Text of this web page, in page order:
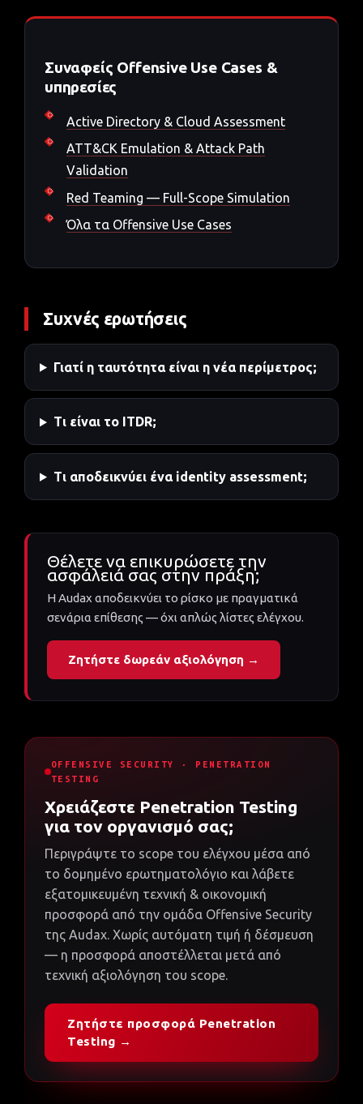
Συναφείς Offensive Use Cases &
υπηρεσίες
Active Directory & Cloud Assessment
ATT&CK Emulation & Attack Path
Validation
Red Teaming — Full-Scope Simulation
Όλα τα Offensive Use Cases
Συχνές ερωτήσεις
Γιατί η ταυτότητα είναι η νέα περίμετρος;
Τι είναι το ITDR;
Τι αποδεικνύει ένα identity assessment;
Θέλετε να επικυρώσετε την
ασφάλειά σας στην πράξη;
Η Audax αποδεικνύει το ρίσκο με πραγματικά
σενάρια επίθεσης — όχι απλώς λίστες ελέγχου.
Ζητήστε δωρεάν αξιολόγηση →
OFFENSIVE SECURITY · PENETRATION
TESTING
Χρειάζεστε Penetration Testing
για τον οργανισμό σας;
Περιγράψτε το scope του ελέγχου μέσα από
το δομημένο ερωτηματολόγιο και λάβετε
εξατομικευμένη τεχνική & οικονομική
προσφορά από την ομάδα Offensive Security
της Audax. Χωρίς αυτόματη τιμή ή δέσμευση
— η προσφορά αποστέλλεται μετά από
τεχνική αξιολόγηση του scope.
Ζητήστε προσφορά Penetration
Testing →